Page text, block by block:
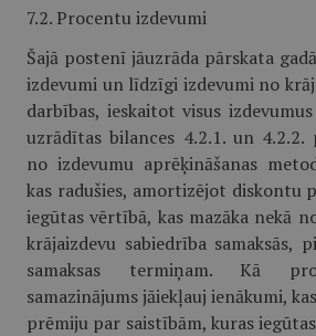
7.2. Procentu izdevumi
Šajā postenī jāuzrāda pārskata
izdevumi un līdzīgi izdevumi no
darbības, ieskaitot visus
uzrādītas bilances 4.2.1. un
no izdevumu aprēķināšanas
kas radušies, amortizējot diskontu
iegūtas vērtībā, kas mazāka nekā
krājaizdevu sabiedrība samaksās,
samaksas termiņam. Kā
samazinājums jāiekļauj ienākumi,
prēmiju par saistībām, kuras